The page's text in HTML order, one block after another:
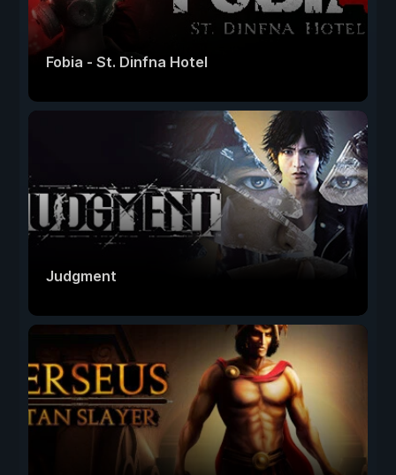
Fobia - St. Dinfna Hotel
Judgment